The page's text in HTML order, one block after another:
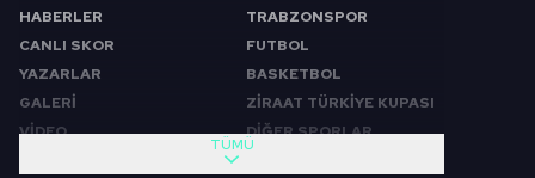
HABERLER
CANLI SKOR
YAZARLAR
GALERİ
VİDEO
TRABZONSPOR
FUTBOL
BASKETBOL
ZİRAAT TÜRKİYE KUPASI
DİĞER SPORLAR
TÜMÜ